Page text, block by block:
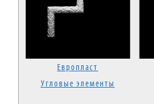
Европласт
Угловые элементы